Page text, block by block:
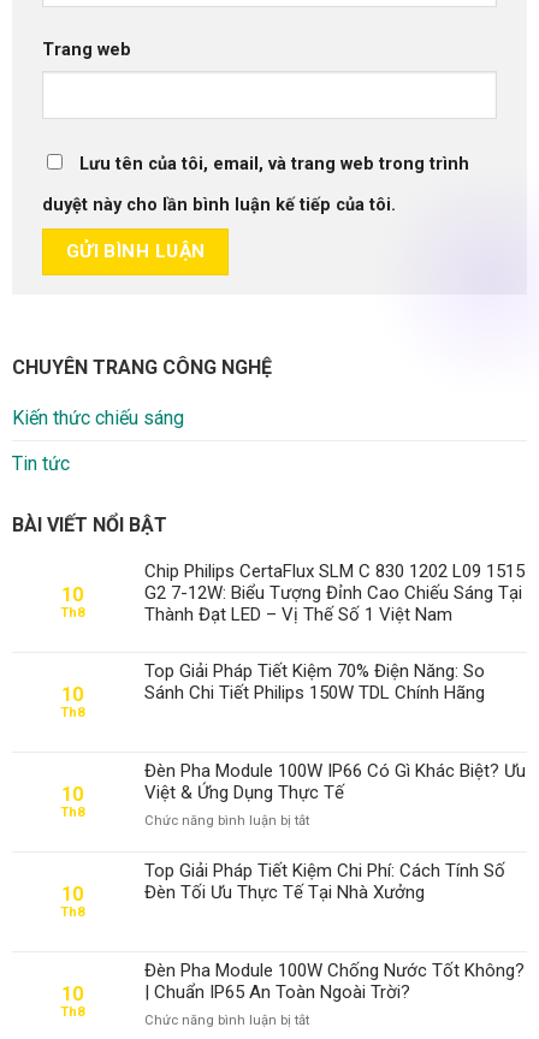
Trang web
Lưu tên của tôi, email, và trang web trong trình
duyệt này cho lần bình luận kế tiếp của tôi.
CHUYÊN TRANG CÔNG NGHỆ
Kiến thức chiếu sáng
Tin tức
BÀI VIẾT NỔI BẬT
10
Th8
Chip Philips CertaFlux SLM C 830 1202 L09 1515
G2 7-12W: Biểu Tượng Đỉnh Cao Chiếu Sáng Tại
Thành Đạt LED – Vị Thế Số 1 Việt Nam
10
Th8
Top Giải Pháp Tiết Kiệm 70% Điện Năng: So
Sánh Chi Tiết Philips 150W TDL Chính Hãng
10
Th8
Đèn Pha Module 100W IP66 Có Gì Khác Biệt? Ưu
Việt & Ứng Dụng Thực Tế
Chức năng bình luận bị tắtở
Pha
Module
100W
Gì
Khác
Biệt?
Ưu
10
Th8
Top Giải Pháp Tiết Kiệm Chi Phí: Cách Tính Số
Đèn Tối Ưu Thực Tế Tại Nhà Xưởng
10
Th8
Đèn Pha Module 100W Chống Nước Tốt Không?
| Chuẩn IP65 An Toàn Ngoài Trời?
Chức năng bình luận bị tắtở